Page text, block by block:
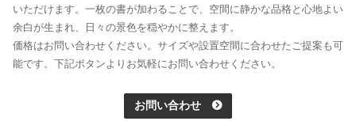
いただけます。一枚の書が加わることで、空間に静かな品格と心地よい
余白が生まれ、日々の景色を穏やかに整えます。
価格はお問い合わせください。サイズや設置空間に合わせたご提案も可
能です。下記ボタンよりお気軽にお問い合わせください。
お問い合わせ